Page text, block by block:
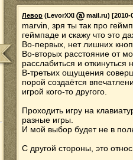
Левор (LevorXXI mail.ru) [2010-
marvin, зря ты так про
геймпаде и скажу что это
Во-первых, нет лишних
Во-вторых расстояние от
расслабиться и откинуться
В-третьих ощущения
порой создаётся
игрой кого-то другого.
Проходить игру на
разные игры.
И мой выбор будет не в
С другой стороны, это